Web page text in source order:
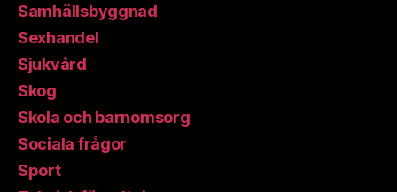
Samhällsbyggnad
Sexhandel
Sjukvård
Skog
Skola och barnomsorg
Sociala frågor
Sport